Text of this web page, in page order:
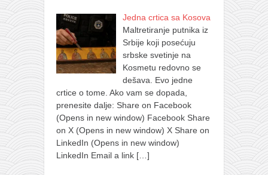
Jedna crtica sa Kosova
Maltretiranje putnika iz
Srbije koji posećuju
srbske svetinje na
Kosmetu redovno se
dešava. Evo jedne
crtice o tome. Ako vam se dopada,
prenesite dalje: Share on Facebook
(Opens in new window) Facebook Share
on X (Opens in new window) X Share on
LinkedIn (Opens in new window)
LinkedIn Email a link […]